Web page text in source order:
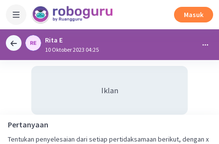
Masuk
Rita E
10 Oktober 2023 04:25
Iklan
Pertanyaan
Tentukan penyelesaian dari setiap pertidaksamaan berikut, dengan x